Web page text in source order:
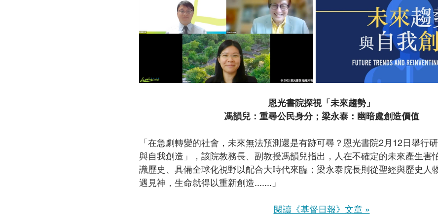
恩光書院探視「未來趨勢」
馮韻兒：重尋公民身分；梁永泰：幽暗處創造價值
「在急劇轉變的社會，未來無法預測還是有跡可尋？恩光書院2月12日舉行
與自我創造」，該院教務長、副教授馮韻兒指出，人在不確定的未來產生害
識歷史、具備全球化視野以配合大時代來臨；梁永泰院長則從聖經與歷史人
遇見神，生命就得以重新創造.......」
閱讀《基督日報》文章 »